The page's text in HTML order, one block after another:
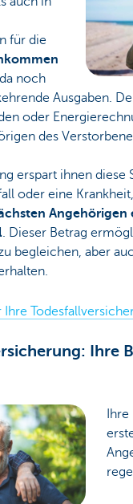
für die
noch
Ausgaben.
oder
des
erspart ihnen
oder eine
. Dieser Betrag
begleichen, aber
Ihre